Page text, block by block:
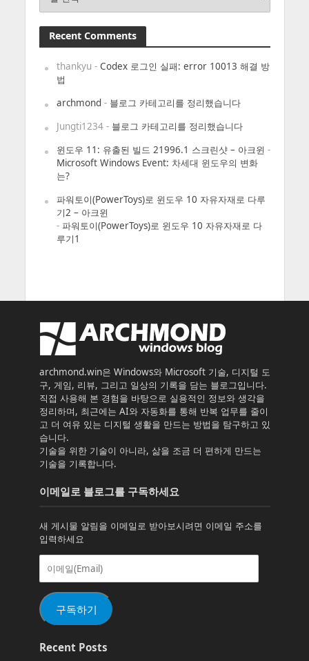
Recent Comments
thankyu - Codex 로그인 실패: error 10013 해결 방
법
archmond - 블로그 카테고리를 정리했습니다
Jungti1234- 블로그 카테고리를 정리했습니다
윈도우 11: 유출된 빌드 21996.1 스크린샷 – 아크윈 -
Microsoft Windows Event: 차세대 윈도우의 변화
는?
파워토이(PowerToys)로 윈도우 10 자유자재로 다루
기2 – 아크윈
- 파워토이(PowerToys)로 윈도우 10 자유자재로 다
루기1
archmond.win은 Windows와 Microsoft 기술, 디지털 도
구, 게임, 리뷰, 그리고 일상의 기록을 담는 블로그입니다.
직접 사용해 본 경험을 바탕으로 실용적인 정보와 생각을
정리하며, 최근에는 AI와 자동화를 통해 반복 업무를 줄이
고 더 여유 있는 디지털 생활을 만드는 방법을 탐구하고 있
습니다.
기술을 위한 기술이 아니라, 삶을 조금 더 편하게 만드는
기술을 기록합니다.
이메일로 블로그를 구독하세요
새 게시물 알림을 이메일로 받아보시려면 이메일 주소를
입력하세요
이
일
(Email)
구독하기
Recent Posts